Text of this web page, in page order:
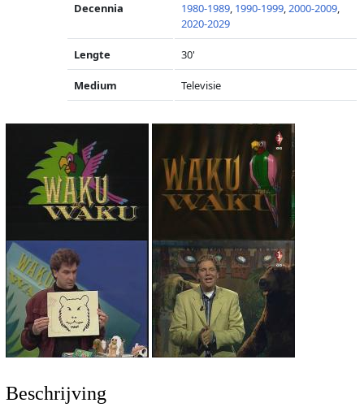
Decennia 1980-1989, 1990-1999,2000-2009,
2020-2029
Lengte 30'
Medium Televisie
Beschrijving